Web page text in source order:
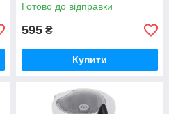
Готово до відправки
595 ₴
Купити